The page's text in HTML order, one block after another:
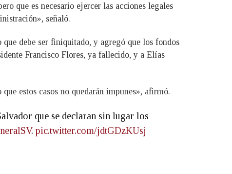
que es necesario ejercer las acciones legales
señaló.
que debe ser finiquitado, y agregó que los fondos
Francisco Flores, ya fallecido, y a Elías
estos casos no quedarán impunes», afirmó.
que se declaran sin lugar los
. pic.twitter.com/jdtGDzKUsj